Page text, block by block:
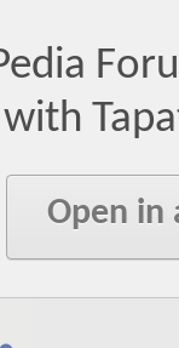
with
Open in